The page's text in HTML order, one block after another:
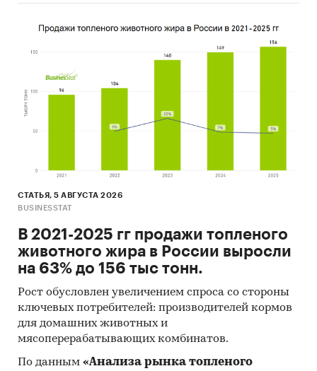
СТАТЬЯ, 5 АВГУСТА 2026
BUSINESSTAT
В 2021-2025 гг продажи топленого
животного жира в России выросли
на 63% до 156 тыс тонн.
Рост обусловлен увеличением спроса со стороны
ключевых потребителей: производителей кормов
для домашних животных и
мясоперерабатывающих комбинатов.
По данным «Анализа рынка топленого